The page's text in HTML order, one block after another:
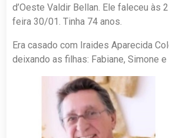
d’Oeste Valdir Bellan. Ele faleceu às
feira 30/01. Tinha 74 anos.
Era casado com Iraides Aparecida
deixando as filhas: Fabiane, Simone e